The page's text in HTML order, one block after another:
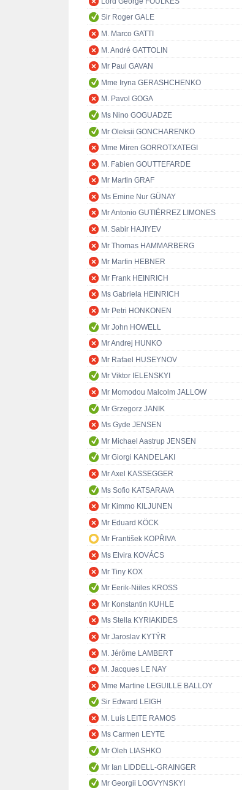
Sir Roger GALE
M. Marco GATTI
M. André GATTOLIN
Mr Paul GAVAN
Mme Iryna GERASHCHENKO
M. Pavol GOGA
Ms Nino GOGUADZE
Mr Oleksii GONCHARENKO
Mme Miren GORROTXATEGI
M. Fabien GOUTTEFARDE
Mr Martin GRAF
Ms Emine Nur GÜNAY
Mr Antonio GUTIÉRREZ LIMONES
M. Sabir HAJIYEV
Mr Thomas HAMMARBERG
Mr Martin HEBNER
Mr Frank HEINRICH
Ms Gabriela HEINRICH
Mr Petri HONKONEN
Mr John HOWELL
Mr Andrej HUNKO
Mr Rafael HUSEYNOV
Mr Viktor IELENSKYI
Mr Momodou Malcolm JALLOW
Mr Grzegorz JANIK
Ms Gyde JENSEN
Mr Michael Aastrup JENSEN
Mr Giorgi KANDELAKI
Mr Axel KASSEGGER
Ms Sofio KATSARAVA
Mr Kimmo KILJUNEN
Mr Eduard KÖCK
Mr František KOPŘIVA
Ms Elvira KOVÁCS
Mr Tiny KOX
Mr Eerik-Niiles KROSS
Mr Konstantin KUHLE
Ms Stella KYRIAKIDES
Mr Jaroslav KYTÝR
M. Jérôme LAMBERT
M. Jacques LE NAY
Mme Martine LEGUILLE BALLOY
Sir Edward LEIGH
M. Luís LEITE RAMOS
Ms Carmen LEYTE
Mr Oleh LIASHKO
Mr Ian LIDDELL-GRAINGER
Mr Georgii LOGVYNSKYI